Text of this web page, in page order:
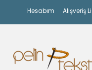
Hesabım Alışveriş